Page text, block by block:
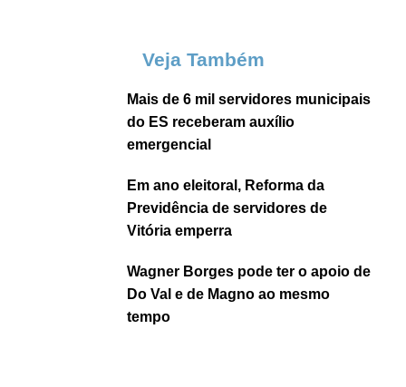
Veja Também
Mais de 6 mil servidores municipais
do ES receberam auxílio
emergencial
Em ano eleitoral, Reforma da
Previdência de servidores de
Vitória emperra
Wagner Borges pode ter o apoio de
Do Val e de Magno ao mesmo
tempo